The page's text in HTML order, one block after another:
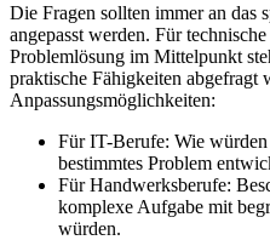
Die Fragen sollten immer an das
angepasst werden. Für
Problemlösung im Mittelpunkt
praktische Fähigkeiten abgefragt
Anpassungsmöglichkeiten:
Für IT-Berufe: Wie
bestimmtes Problem
Für Handwerksberufe:
komplexe Aufgabe mit
würden.